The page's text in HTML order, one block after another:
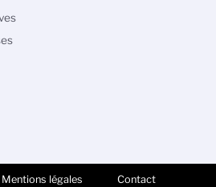
Mentions légales Contact